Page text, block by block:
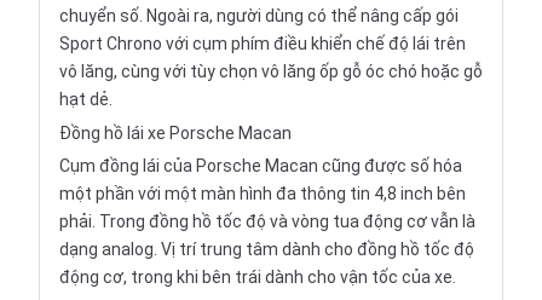
chuyển số. Ngoài ra, người dùng có thể nâng cấp gói
Sport Chrono với cụm phím điều khiển chế độ lái trên
vô lăng, cùng với tùy chọn vô lăng ốp gỗ óc chó hoặc gỗ
hạt dẻ.
Đồng hồ lái xe Porsche Macan
Cụm đồng lái của Porsche Macan cũng được số hóa
một phần với một màn hình đa thông tin 4,8 inch bên
phải. Trong đồng hồ tốc độ và vòng tua động cơ vẫn là
dạng analog. Vị trí trung tâm dành cho đồng hồ tốc độ
động cơ, trong khi bên trái dành cho vận tốc của xe.